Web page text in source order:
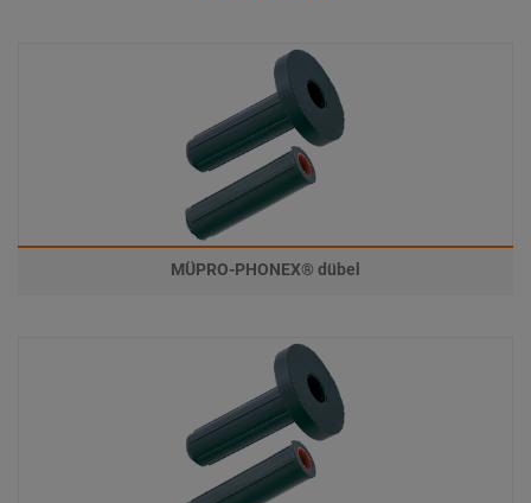
MÜPRO-PHONEX® dübel